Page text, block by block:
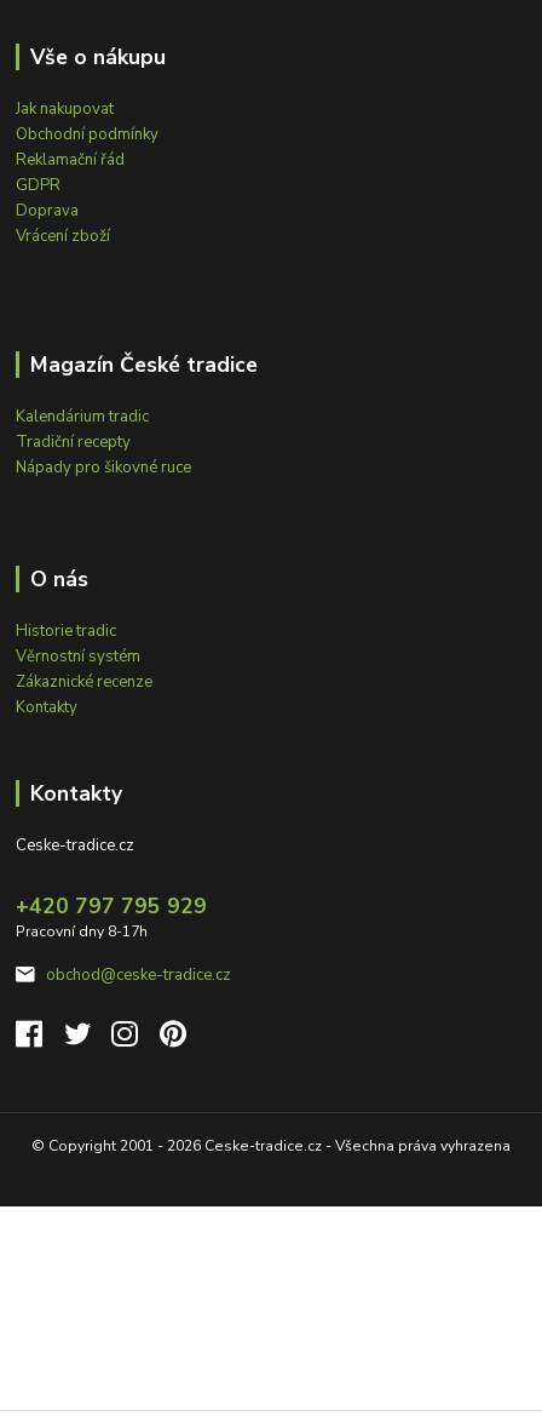
Vše o nákupu
Jak nakupovat
Obchodní podmínky
Reklamační řád
GDPR
Doprava
Vrácení zboží
Magazín České tradice
Kalendárium tradic
Tradiční recepty
Nápady pro šikovné ruce
O nás
Historie tradic
Věrnostní systém
Zákaznické recenze
Kontakty
Kontakty
Ceske-tradice.cz
+420 797 795 929
Pracovní dny 8-17h
obchod@ceske-tradice.cz
© Copyright 2001 - 2026 Ceske-tradice.cz - Všechna práva vyhrazena